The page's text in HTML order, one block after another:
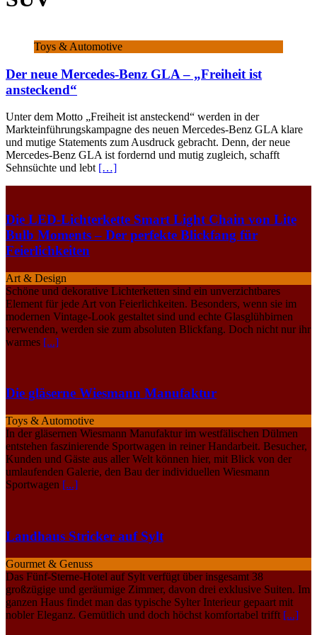
Toys & Automotive
Der neue Mercedes-Benz GLA – „Freiheit ist
ansteckend“
Unter dem Motto „Freiheit ist ansteckend“ werden in der
Markteinführungskampagne des neuen Mercedes-Benz GLA klare
und mutige Statements zum Ausdruck gebracht. Denn, der neue
Mercedes-Benz GLA ist fordernd und mutig zugleich, schafft
Sehnsüchte und lebt […]
Die LED-Lichterkette Smart Light Chain von Lite
Bulb Moments – Der perfekte Blickfang für
Feierlichkeiten
Art & Design
Schöne und dekorative Lichterketten sind ein unverzichtbares
Element für jede Art von Feierlichkeiten. Besonders, wenn sie im
modernen Vintage-Look gestaltet sind und echte Glasglühbirnen
verwenden, werden sie zum absoluten Blickfang. Doch nicht nur ihr
warmes [...]
Die gläserne Wiesmann Manufaktur
Toys & Automotive
In der gläsernen Wiesmann Manufaktur im westfälischen Dülmen
entstehen faszinierende Sportwagen in reiner Handarbeit. Besucher,
Kunden und Gäste aus aller Welt können hier, mit Blick von der
umlaufenden Galerie, den Bau der individuellen Wiesmann
Sportwagen [...]
Landhaus Stricker auf Sylt
Gourmet & Genuss
Das Fünf-Sterne-Hotel auf Sylt verfügt über insgesamt 38
großzügige und geräumige Zimmer, davon drei exklusive Suiten. Im
ganzen Haus findet man das typische Sylter Interieur gepaart mit
nobler Eleganz. Gemütlich und doch höchst komfortabel trifft [...]